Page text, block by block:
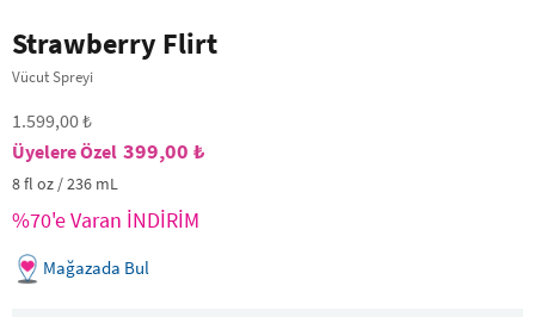
Strawberry Flirt
Vücut Spreyi
1.599,00 ₺
399,00 ₺
8 fl oz / 236 mL
%70'e Varan İNDİRİM
Mağazada Bul